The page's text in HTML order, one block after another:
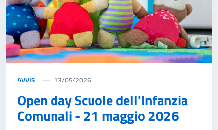
AVVISI 13/05/2026
Open day Scuole dell'Infanzia
Comunali - 21 maggio 2026